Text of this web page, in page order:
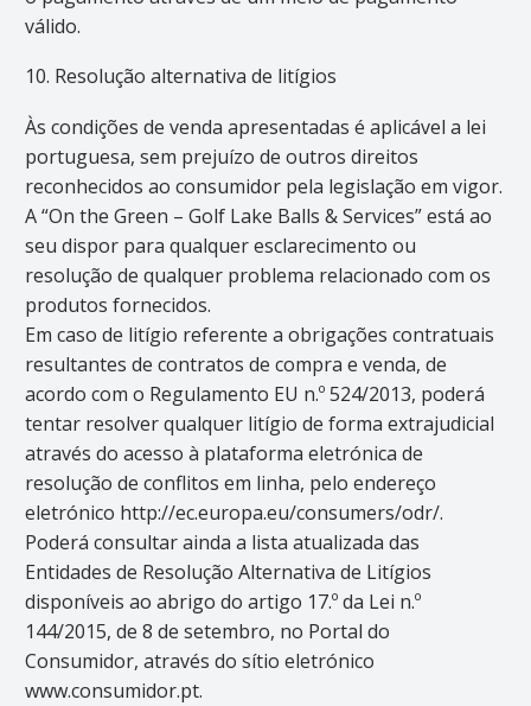
válido.
10. Resolução alternativa de litígios
Às condições de venda apresentadas é aplicável a lei
portuguesa, sem prejuízo de outros direitos
reconhecidos ao consumidor pela legislação em vigor.
A “On the Green – Golf Lake Balls & Services” está ao
seu dispor para qualquer esclarecimento ou
resolução de qualquer problema relacionado com os
produtos fornecidos.
Em caso de litígio referente a obrigações contratuais
resultantes de contratos de compra e venda, de
acordo com o Regulamento EU n.º 524/2013, poderá
tentar resolver qualquer litígio de forma extrajudicial
através do acesso à plataforma eletrónica de
resolução de conflitos em linha, pelo endereço
eletrónico http://ec.europa.eu/consumers/odr/.
Poderá consultar ainda a lista atualizada das
Entidades de Resolução Alternativa de Litígios
disponíveis ao abrigo do artigo 17.º da Lei n.º
144/2015, de 8 de setembro, no Portal do
Consumidor, através do sítio eletrónico
www.consumidor.pt.